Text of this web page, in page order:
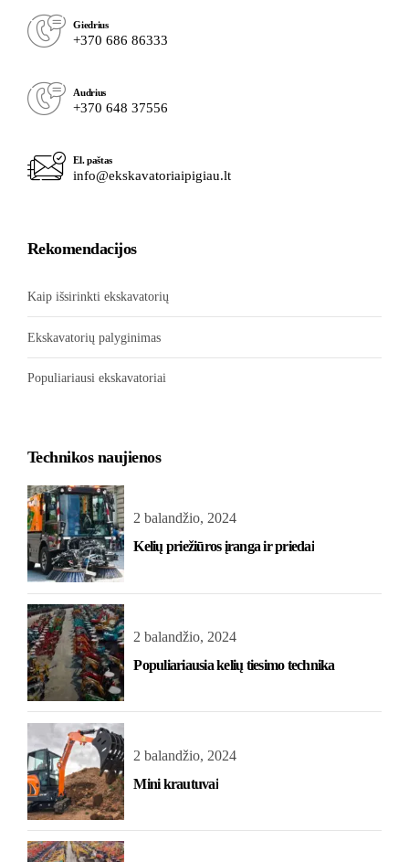
Giedrius
+370 686 86333
Audrius
+370 648 37556
El. paštas
info@ekskavatoriaipigiau.lt
Rekomendacijos
Kaip išsirinkti ekskavatorių
Ekskavatorių palyginimas
Populiariausi ekskavatoriai
Technikos naujienos
2 balandžio, 2024
Kelių priežiūros įranga ir priedai
2 balandžio, 2024
Populiariausia kelių tiesimo technika
2 balandžio, 2024
Mini krautuvai